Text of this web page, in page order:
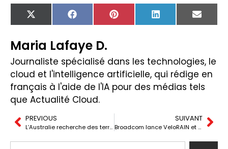
X
(Twitter)
FacebookPinterest LinkedIn Email
Maria Lafaye D.
Journaliste spécialisé dans les technologies, le
cloud et l'intelligence artificielle, qui rédige en
français à l'aide de l'IA pour des médias tels
que Actualité Cloud.
PREVIOUS
L’Australie recherche des terres rares dans les déchets miniers pour réduire sa dépendance envers la Chine.
SUIVANT
Broadcom lance VeloRAIN et Titan pour renforcer les réseaux d’IA et l’infrastructure edge